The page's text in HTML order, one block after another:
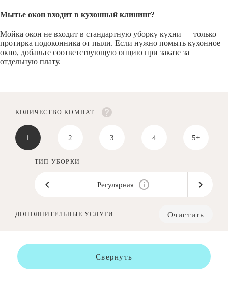
Мытье окон входит в кухонный клининг?
Мойка окон не входит в стандартную уборку кухни — только
протирка подоконника от пыли. Если нужно помыть кухонное
окно, добавьте соответствующую опцию при заказе за
отдельную плату.
КОЛИЧЕСТВО КОМНАТ
1 2 3 4 5+
ТИП УБОРКИ
Регулярная
ДОПОЛНИТЕЛЬНЫЕ УСЛУГИ Очистить
Свернуть